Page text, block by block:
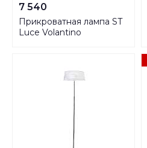
7 540
Прикроватная лампа ST
Luce Volantino